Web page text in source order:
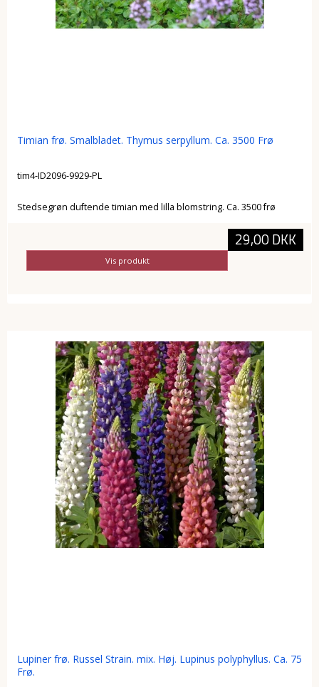
Timian frø. Smalbladet. Thymus serpyllum. Ca. 3500 Frø
tim4-ID2096-9929-PL
Stedsegrøn duftende timian med lilla blomstring. Ca. 3500 frø
29,00 DKK
Vis produkt
Lupiner frø. Russel Strain. mix. Høj. Lupinus polyphyllus. Ca. 75
Frø.